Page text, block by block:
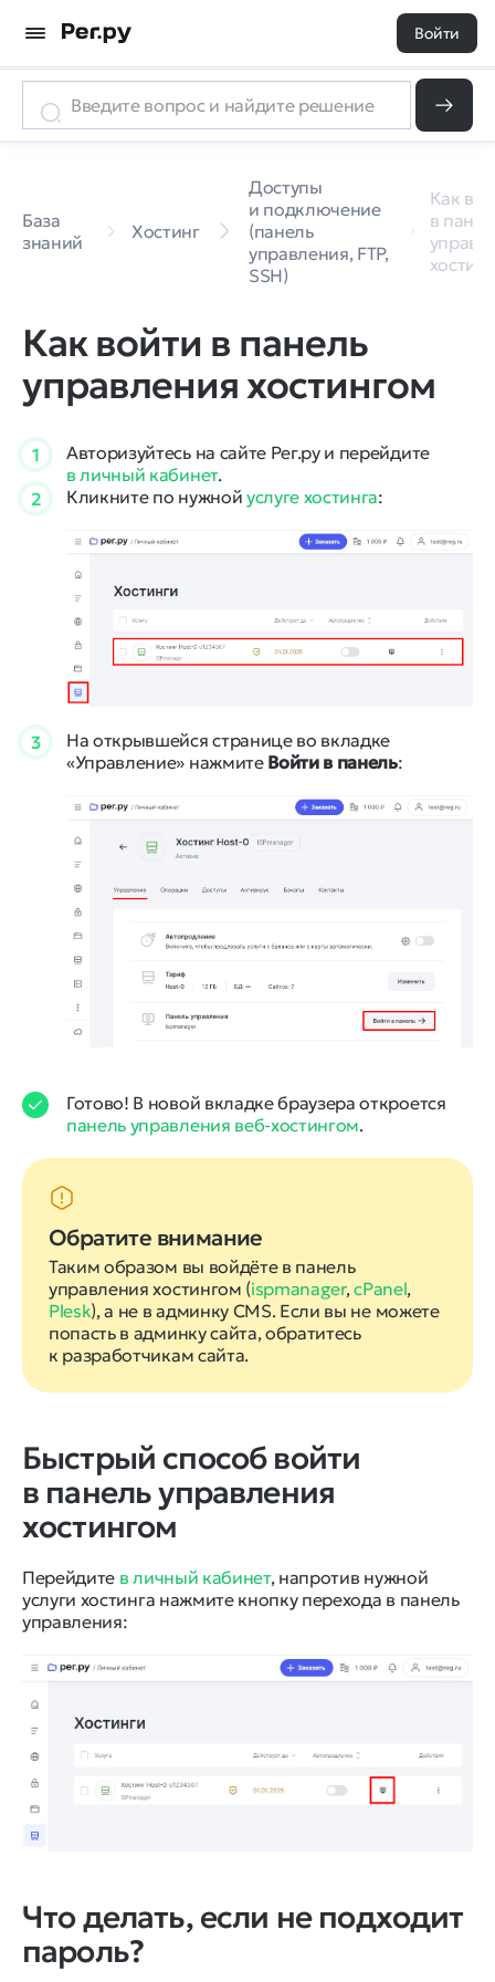
Войти
База
знаний
Хостинг
Доступы
и подключение
(панель
управления, FTP,
SSH)
Как
в
Как войти в панель
управления хостингом
1
Авторизуйтесь на сайте Рег.ру и перейдите
в личный кабинет.
2
Кликните по нужной услуге хостинга:
3
На открывшейся странице во вкладке
«Управление» нажмите Войти в панель:
Готово! В новой вкладке браузера откроется
панель управления веб-хостингом.
Обратите внимание
Таким образом вы войдёте в панель
управления хостингом (ispmanager,cPanel,
Plesk), а не в админку CMS. Если вы не можете
попасть в админку сайта, обратитесь
к разработчикам сайта.
Быстрый способ войти
в панель управления
хостингом
Перейдите в личный кабинет, напротив нужной
услуги хостинга нажмите кнопку перехода в панель
управления:
Что делать, если не подходит
пароль?